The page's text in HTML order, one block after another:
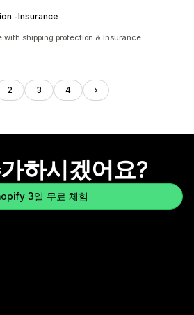
‑Insurance
with shipping protection & Insurance
2 3 4
하시겠어요?
3일 무료 체험